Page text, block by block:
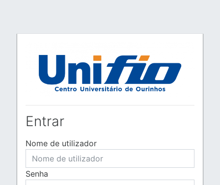
Entrar
Nome de utilizador
Senha